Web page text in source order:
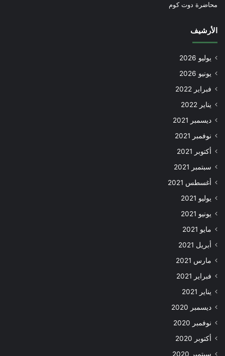
محاضرة دوت كوم
الأرشيف
يوليو 2026
يونيو 2026
فبراير 2022
يناير 2022
ديسمبر 2021
نوفمبر 2021
أكتوبر 2021
سبتمبر 2021
أغسطس 2021
يوليو 2021
يونيو 2021
مايو 2021
أبريل 2021
مارس 2021
فبراير 2021
يناير 2021
ديسمبر 2020
نوفمبر 2020
أكتوبر 2020
سبتمبر 2020